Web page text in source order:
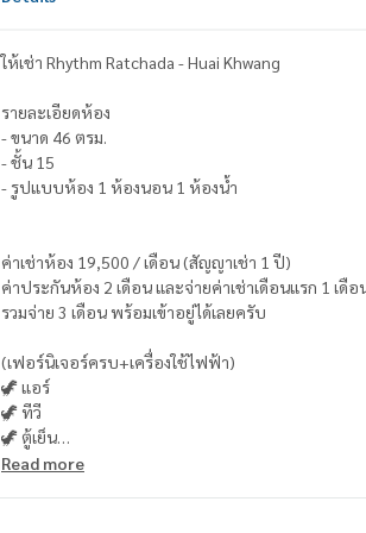
ให้เช่า Rhythm Ratchada - Huai Khwang
รายละเอียดห้อง
- ขนาด 46 ตรม.
- ชั้น 15
- รูปแบบห้อง 1 ห้องนอน 1 ห้องน้ำ
ค่าเช่าห้อง 19,500 / เดือน (สัญญาเช่า 1 ปี)
ค่าประกันห้อง 2 เดือน และจ่ายค่าเช่าเดือนแรก 1 เดือ
รวมจ่าย 3 เดือน พร้อมเข้าอยู่ได้เลยครับ
(เฟอร์นิเจอร์ครบ+เครื่องใช้ไฟฟ้า)
🦖 แอร์
🦖 ทีวี
🦖 ตู้เย็น
🦖 ไมโครเวฟ
Read more